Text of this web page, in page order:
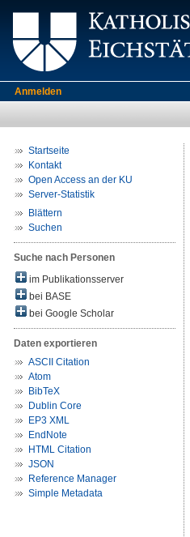
Anmelden
Startseite
Kontakt
Open Access an der KU
Server-Statistik
Blättern
Suchen
Suche nach Personen
im Publikationsserver
bei BASE
bei Google Scholar
Daten exportieren
ASCII Citation
Atom
BibTeX
Dublin Core
EP3 XML
EndNote
HTML Citation
JSON
Reference Manager
Simple Metadata